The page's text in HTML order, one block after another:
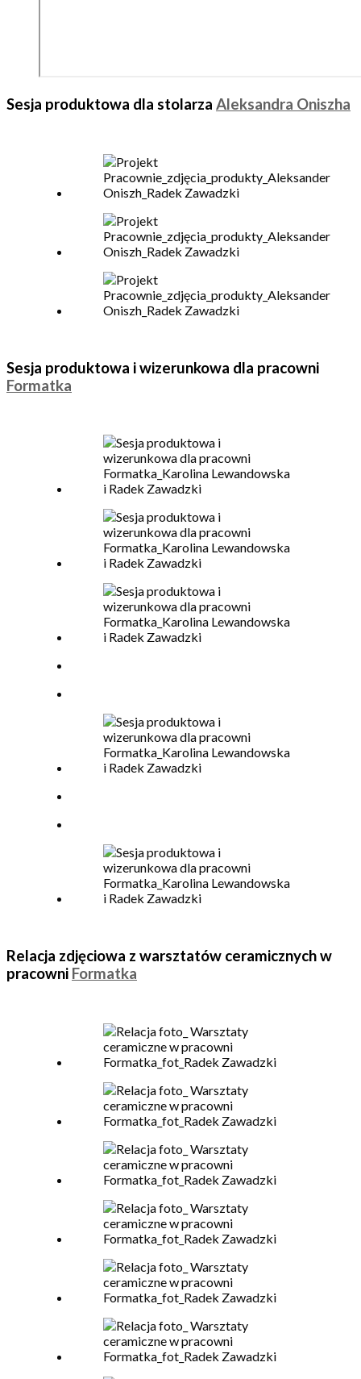
Sesja produktowa dla stolarza Aleksandra Oniszha
Sesja produktowa i wizerunkowa dla pracowni
Formatka
Relacja zdjęciowa z warsztatów ceramicznych w
pracowni Formatka